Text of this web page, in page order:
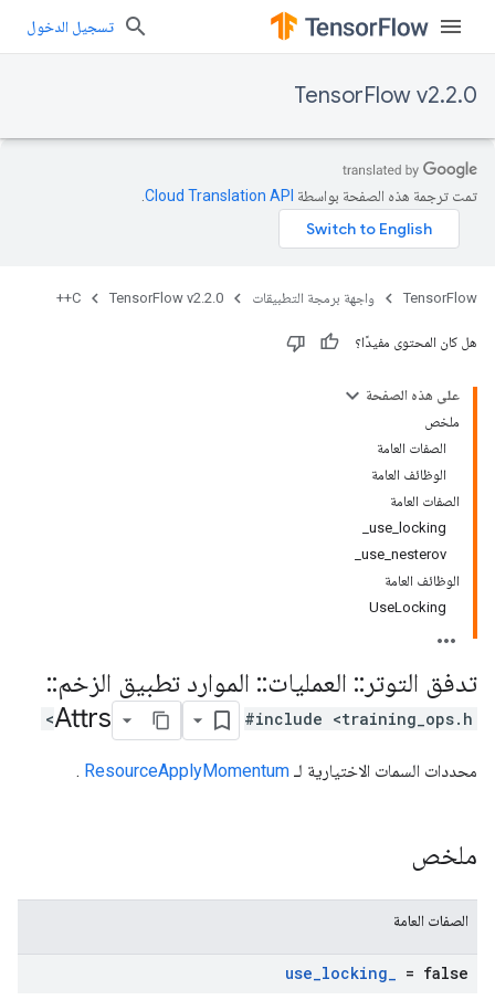
تسجيل الدخول
TensorFlow v2.2.0
تمت ترجمة هذه الصفحة بواسطة Cloud Translation API‏
TensorFlow واجهة برمجة التطبيقات TensorFlow v2.2.0
C++
هل كان المحتوى مفيدًا؟
على هذه الصفحة
ملخص
الصفات العامة
الوظائف العامة
الصفات العامة
use_locking_
use_nesterov_
الوظائف العامة
UseLocking
تدفق التوتر :: العمليات:: الموارد تطبيق الزخم::
Attrs
#include <training_ops.h>
محددات السمات الاختيارية لـ ResourceApplyMomentum
.
ملخص
الصفات العامة
use_locking_ = false